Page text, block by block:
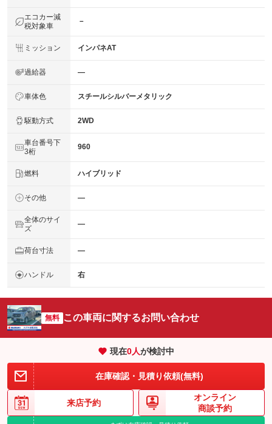
エコカー減
税対象車
－
ミッション インパネAT
過給器 ―
車体色 スチールシルバーメタリック
駆動方式 2WD
車台番号下
3桁
960
燃料 ハイブリッド
その他 ―
全体のサイ
ズ
―
荷台寸法 ―
ハンドル 右
無料 この車両に関するお問い合わせ
現在0人が検討中
在庫確認・見積り依頼(無料)
来店予約
オンライン
商談予約